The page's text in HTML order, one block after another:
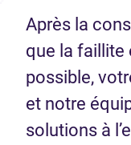
Après la
que la faillite
possible,
et notre
solutions à